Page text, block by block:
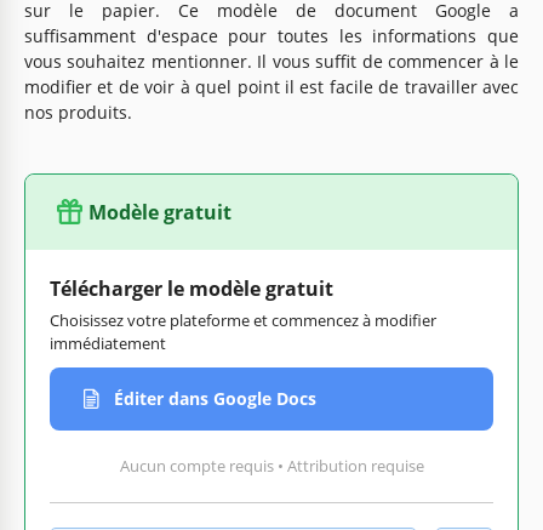
sur le papier. Ce modèle de document Google a
suffisamment d'espace pour toutes les informations que
vous souhaitez mentionner. Il vous suffit de commencer à le
modifier et de voir à quel point il est facile de travailler avec
nos produits.
Modèle gratuit
Télécharger le modèle gratuit
Choisissez votre plateforme et commencez à modifier
immédiatement
Éditer dans Google Docs
Aucun compte requis • Attribution requise